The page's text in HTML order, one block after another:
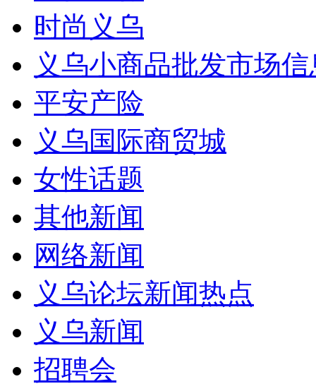
时尚义乌
义乌小商品批发市场
平安产险
义乌国际商贸城
女性话题
其他新闻
网络新闻
义乌论坛新闻热点
义乌新闻
招聘会